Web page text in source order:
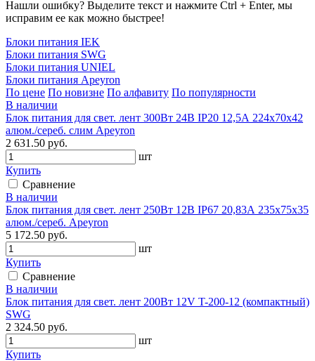
Нашли ошибку? Выделите текст и нажмите Ctrl + Enter, мы
исправим ее как можно быстрее!
Блоки питания IEK
Блоки питания SWG
Блоки питания UNIEL
Блоки питания Apeyron
По цене По новизне По алфавиту По популярности
В наличии
Блок питания для свет. лент 300Вт 24В IP20 12,5А 224х70х42
алюм./сереб. слим Apeyron
2 631.50 руб.
шт
Купить
Сравнение
В наличии
Блок питания для свет. лент 250Вт 12В IP67 20,83А 235х75х35
алюм./сереб. Apeyron
5 172.50 руб.
шт
Купить
Сравнение
В наличии
Блок питания для свет. лент 200Вт 12V T-200-12 (компактный)
SWG
2 324.50 руб.
шт
Купить